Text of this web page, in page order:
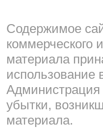
Cодержимое
коммерческого
материала
использование
Администрация
убытки,
материала.